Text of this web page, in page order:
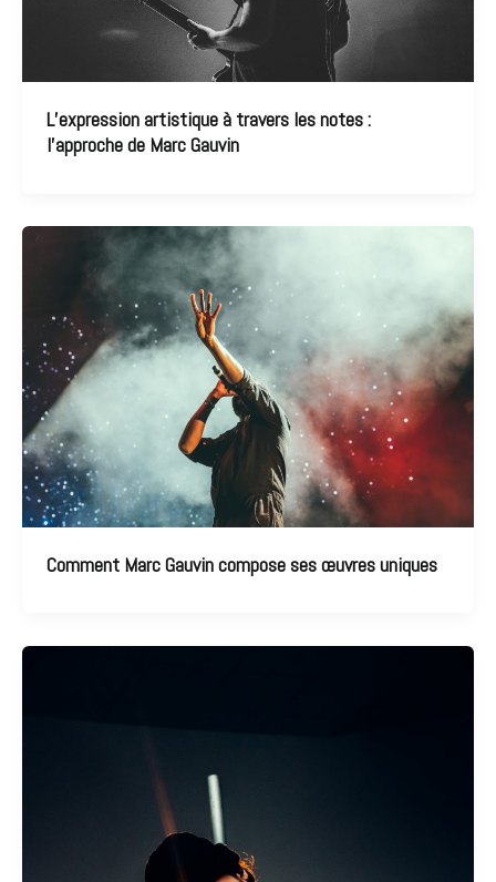
L’expression artistique à travers les notes :
l’approche de Marc Gauvin
Comment Marc Gauvin compose ses œuvres uniques